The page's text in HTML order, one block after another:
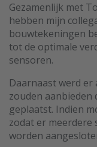
Gezamenlijk met
hebben mijn
bouwtekeningen
tot de optimale
sensoren.
Daarnaast werd
zouden aanbieden
geplaatst. Indien
zodat er meerdere
worden